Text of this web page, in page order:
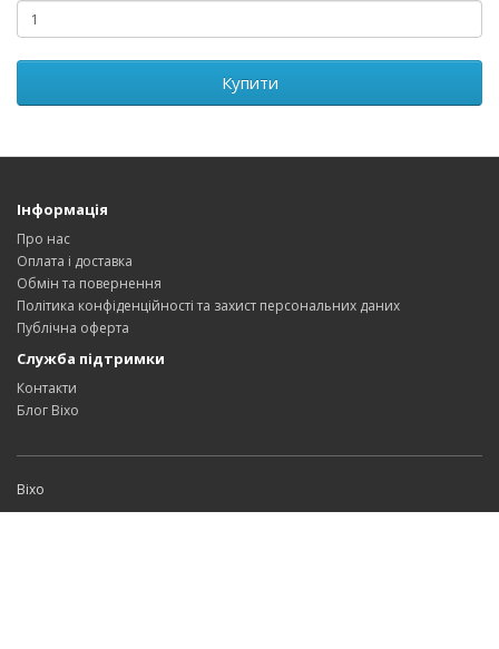
Купити
Інформація
Про нас
Оплата і доставка
Обмін та повернення
Політика конфіденційності та захист персональних даних
Публічна оферта
Служба підтримки
Контакти
Блог Bixo
Bixo